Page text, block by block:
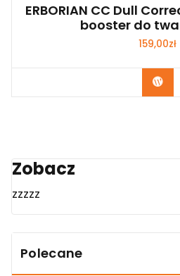
ERBORIAN CC Dull
booster do
159,00zł
Zobacz
zzzzz
Polecane